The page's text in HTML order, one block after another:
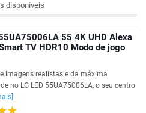
disponíveis
55 4K UHD Alexa
TV HDR10 Modo de jogo
imagens realistas e da máxima
no LG LED 55UA75006LA, o seu centro